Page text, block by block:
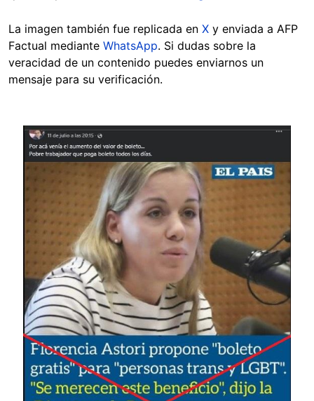
La imagen también fue replicada en X y enviada a AFP
Factual mediante WhatsApp. Si dudas sobre la
veracidad de un contenido puedes enviarnos un
mensaje para su verificación.
Image